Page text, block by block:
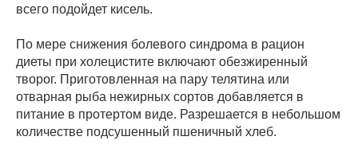
всего подойдет кисель.
По мере снижения болевого синдрома в рацион
диеты при холецистите включают обезжиренный
творог. Приготовленная на пару телятина или
отварная рыба нежирных сортов добавляется в
питание в протертом виде. Разрешается в небольшом
количестве подсушенный пшеничный хлеб.